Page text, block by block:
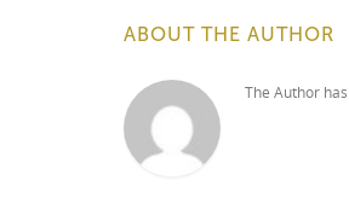
ABOUT THE AUTHOR
The Author